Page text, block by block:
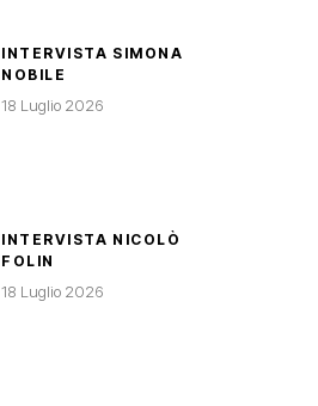
INTERVISTA SIMONA
NOBILE
18 Luglio 2026
INTERVISTA NICOLÒ
FOLIN
18 Luglio 2026